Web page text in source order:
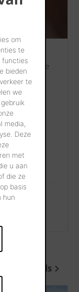
om
te
functies
bieden
te
we
media,
Deze
met
u aan
die ze
basis
hun
être
est
cuites.
fond et
une
formation
et conseils